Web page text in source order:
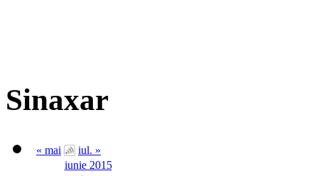
Sinaxar
« mai
iul. »
iunie 2015